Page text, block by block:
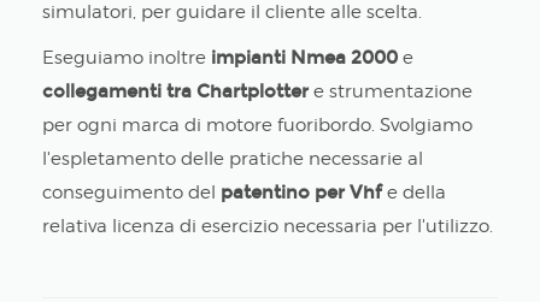
simulatori, per guidare il cliente alle scelta.
Eseguiamo inoltre impianti Nmea 2000 e
collegamenti tra Chartplotter e strumentazione
per ogni marca di motore fuoribordo. Svolgiamo
l'espletamento delle pratiche necessarie al
conseguimento del patentino per Vhfe della
relativa licenza di esercizio necessaria per l'utilizzo.